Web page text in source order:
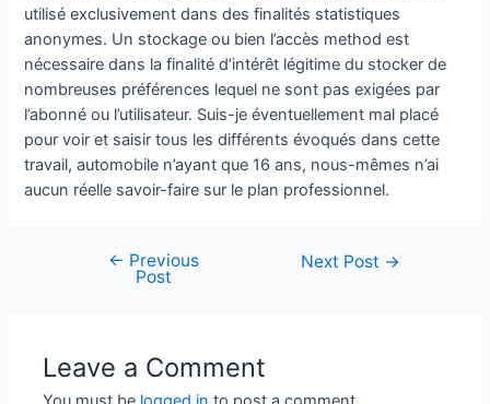
utilisé exclusivement dans des finalités statistiques
anonymes. Un stockage ou bien l’accès method est
nécessaire dans la finalité d’intérêt légitime du stocker de
nombreuses préférences lequel ne sont pas exigées par
l’abonné ou l’utilisateur. Suis-je éventuellement mal placé
pour voir et saisir tous les différents évoqués dans cette
travail, automobile n’ayant que 16 ans, nous-mêmes n’ai
aucun réelle savoir-faire sur le plan professionnel.
← Previous
Post
Next Post →
Leave a Comment